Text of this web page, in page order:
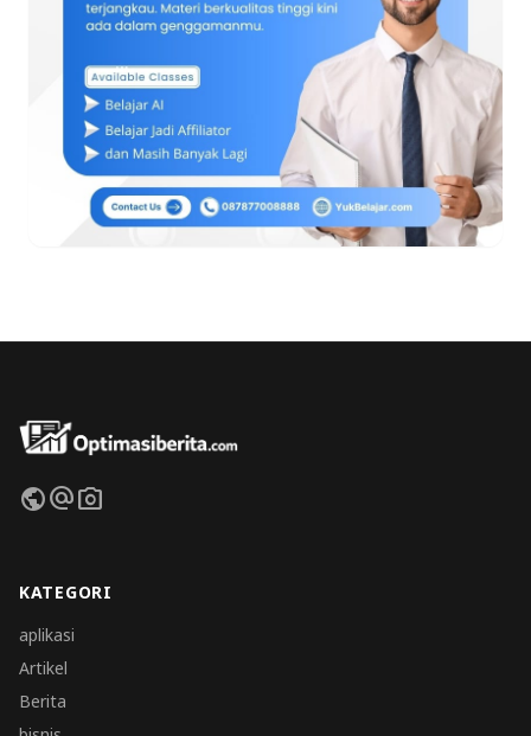
publicalternate_emailphoto_camera
KATEGORI
aplikasi
Artikel
Berita